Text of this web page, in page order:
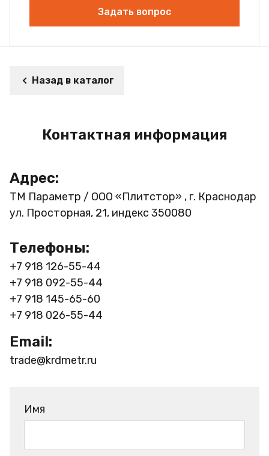
Задать вопрос
Назад в каталог
Контактная информация
Адрес:
ТМ Параметр / ООО «Плитстор» , г. Краснодар
ул. Просторная, 21, индекс 350080
Телефоны:
+7 918 126-55-44
+7 918 092-55-44
+7 918 145-65-60
+7 918 026-55-44
Email:
trade@krdmetr.ru
Имя